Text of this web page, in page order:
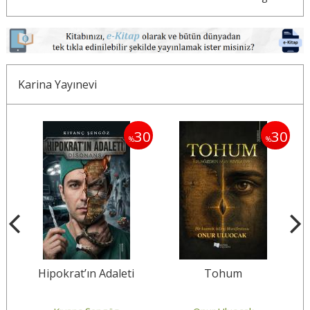
Karina Yayınevi
%30
Hipokrat’ın Adaleti
%30
Tohum